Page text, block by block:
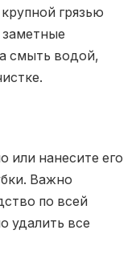
грязью
заметные
смыть водой,
или нанесите его
Важно
по всей
удалить все